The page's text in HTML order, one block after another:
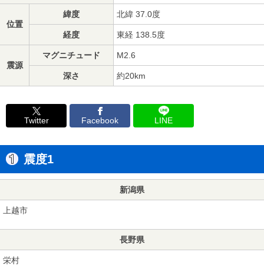
位置
緯度 北緯 37.0度
経度 東経 138.5度
震源
マグニチュード M2.6
深さ 約20km
Twitter Facebook LINE
震度1
新潟県
上越市
長野県
栄村